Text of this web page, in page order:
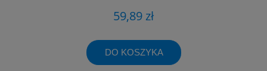
59,89 zł
DO KOSZYKA